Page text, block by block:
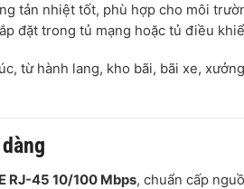
tản nhiệt tốt, phù hợp cho môi
đặt trong tủ mạng hoặc tủ điều
từ hành lang, kho bãi, bãi xe,
RJ-45 10/100 Mbps, chuẩn cấp